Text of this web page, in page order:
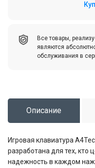
Все товары,
являются
обслуживания в
Описание
Игровая клавиатура
разработана для тех, кто
надежность в каждом